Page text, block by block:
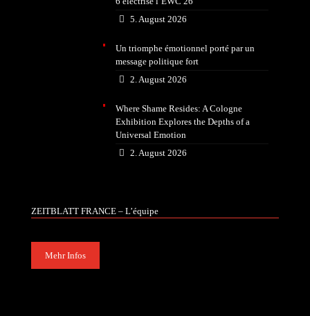
5. August 2026
Un triomphe émotionnel porté par un
message politique fort
2. August 2026
Where Shame Resides: A Cologne
Exhibition Explores the Depths of a
Universal Emotion
2. August 2026
ZEITBLATT FRANCE – L’équipe
Mehr Infos